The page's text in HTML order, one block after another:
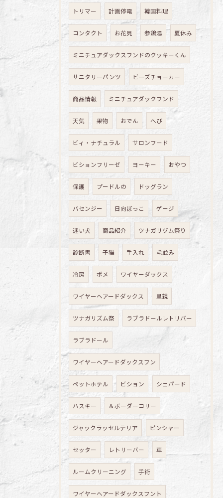
トリマー 計画停電 韓国料理
コンタクト お花見 参鶏湯 夏休み
ミニチュアダックスフンドのクッキーくん
サニタリーパンツ ビーズチョーカー
商品情報 ミニチュアダックフンド
天気 果物 おでん へび
ビィ・ナチュラル サロンフード
ビションフリーゼ ヨーキー おやつ
保護 プードルの ドッグラン
バセンジー 日向ぼっこ ゲージ
迷い犬 商品紹介 ツナガリヅム祭り
診断書 子猫 手入れ 毛並み
冷房 ポメ ワイヤーダックス
ワイヤーヘアードダックス 里親
ツナガリズム祭 ラブラドールレトリバー
ラブラドール
ワイヤーヘアードダックスフン
ペットホテル ビション シェパード
ハスキー ＆ボーダーコリー
ジャックラッセルテリア ピンシャー
セッター レトリーバー 車
ルームクリーニング 手術
ワイヤーヘアードダックスフント